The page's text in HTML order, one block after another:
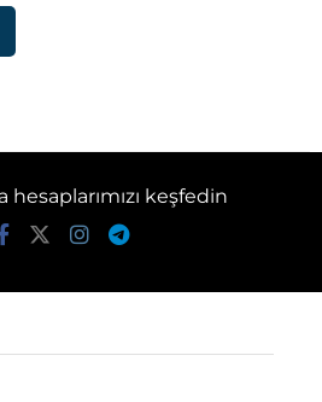
hesaplarımızı keşfedin